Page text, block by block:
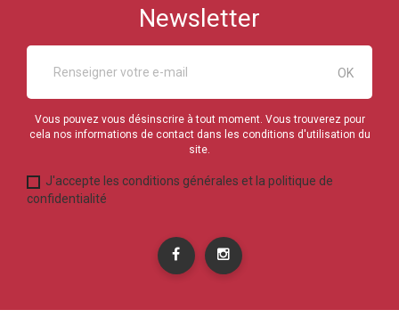
Newsletter
Vous pouvez vous désinscrire à tout moment. Vous trouverez pour
cela nos informations de contact dans les conditions d'utilisation du
site.
J'accepte les conditions générales et la politique de
confidentialité